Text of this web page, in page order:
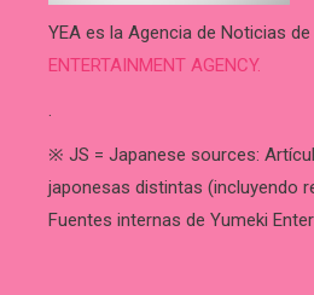
YEA es la Agencia de Noticias de
ENTERTAINMENT AGENCY.
.
※ JS = Japanese sources:
japonesas distintas (incluyendo
Fuentes internas de Yumeki